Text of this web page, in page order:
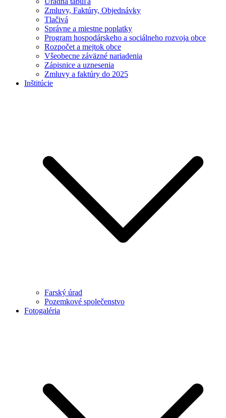
Zmluvy, Faktúry, Objednávky
Tlačivá
Správne a miestne poplatky
Program hospodárskeho a sociálneho rozvoja obce
Rozpočet a mejtok obce
Všeobecne záväzné nariadenia
Zápisnice a uznesenia
Zmluvy a faktúry do 2025
Inštitúcie
Farský úrad
Pozemkové společenstvo
Fotogaléria